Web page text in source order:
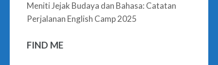
Meniti Jejak Budaya dan Bahasa: Catatan
Perjalanan English Camp 2025
FIND ME